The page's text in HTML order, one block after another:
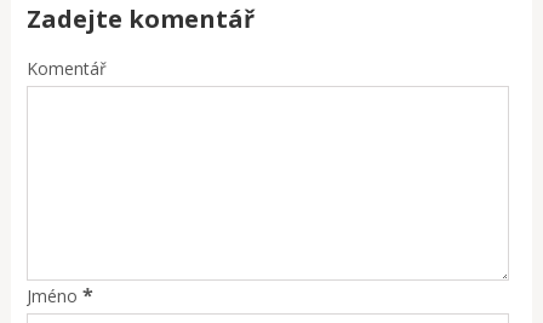
Zadejte komentář
Komentář
Jméno *